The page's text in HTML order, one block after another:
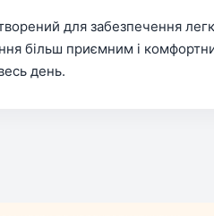
для забезпечення
більш приємним і
день.